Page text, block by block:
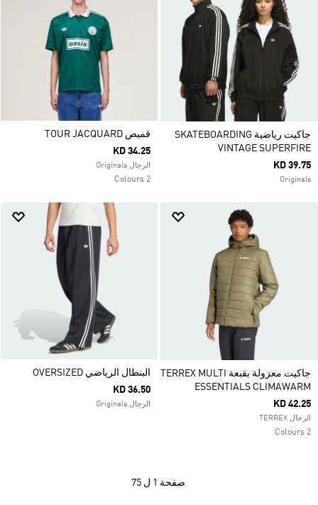
جاكيت رياضية SKATEBOARDING
VINTAGE SUPERFIRE
KD 39.75
Originals
قميص TOUR JACQUARD
KD 34.25
الرجال Originals
2 Colours
جاكيت معزولة بقبعة TERREX MULTI
ESSENTIALS CLIMAWARM
KD 42.25
الرجال TERREX
2 Colours
البنطال الرياضي OVERSIZED
KD 36.50
الرجال Originals
صفحة 1 ل 75